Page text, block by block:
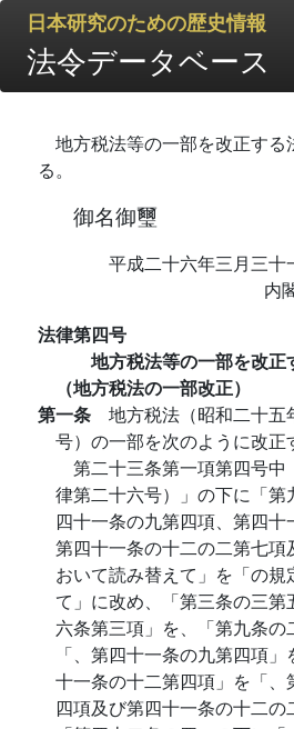
日本研究のための歴史情報
法令データベース
地方税法等の一部を改正する
る。
御名御璽
平成二十六年三月三十
内
法律第四号
地方税法等の一部を改正
（地方税法の一部改正）
第一条 地方税法（昭和二十
号）の一部を次のように改正
第二十三条第一項第四号
律第二十六号）」の下に「
四十一条の九第四項、第四十
第四十一条の十二の二第七項
おいて読み替えて」を「の規
て」に改め、「第三条の三
六条第三項」を、「第九条の
「、第四十一条の九第四項
十一条の十二第四項」を「
四項及び第四十一条の十二の